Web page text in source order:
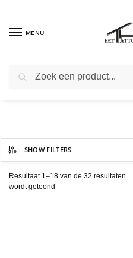
MENU
SHOW FILTERS
Resultaat 1–18 van de 32 resultaten
wordt getoond